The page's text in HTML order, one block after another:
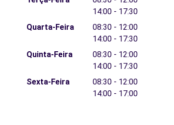
14:00 - 17:30
Quarta-Feira
08:30 - 12:00
14:00 - 17:30
Quinta-Feira
08:30 - 12:00
14:00 - 17:30
Sexta-Feira
08:30 - 12:00
14:00 - 17:00